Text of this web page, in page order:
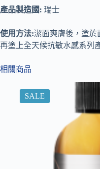
產品製造國: 瑞士
使用方法:潔面爽膚後，塗於
再塗上全天候抗敏水感系列
相關商品
SALE